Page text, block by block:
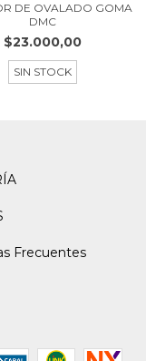
DE OVALADO GOMA
DMC
$23.000,00
SIN STOCK
Frecuentes